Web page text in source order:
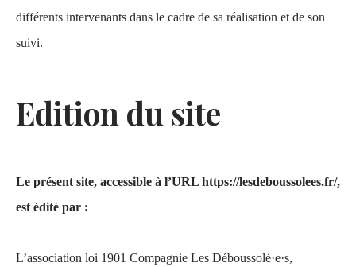
différents intervenants dans le cadre de sa réalisation et de son
suivi.
Edition du site
Le présent site, accessible à l’URL https://lesdeboussolees.fr/,
est édité par :
L’association loi 1901 Compagnie Les Déboussolé·e·s,